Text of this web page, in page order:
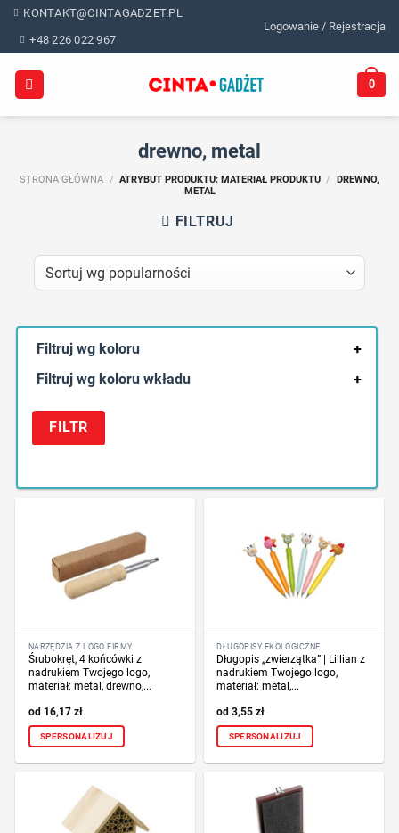
Skip
content
KONTAKT@CINTAGADZET.PL
+48 226 022 967
Logowanie / Rejestracja
0
drewno, metal
STRONA GŁÓWNA / ATRYBUT PRODUKTU: MATERIAŁ PRODUKTU /
DREWNO,
METAL
FILTRUJ
Filtruj wg koloru
+
Filtruj wg koloru wkładu
+
FILTR
NARZĘDZIA Z LOGO FIRMY
Śrubokręt, 4 końcówki z
nadrukiem Twojego logo,
materiał: metal, drewno,...
16,17 zł
SPERSONALIZUJ
DŁUGOPISY EKOLOGICZNE
Długopis „zwierzątka” | Lillian z
nadrukiem Twojego logo,
materiał: metal,...
3,55zł
SPERSONALIZUJ